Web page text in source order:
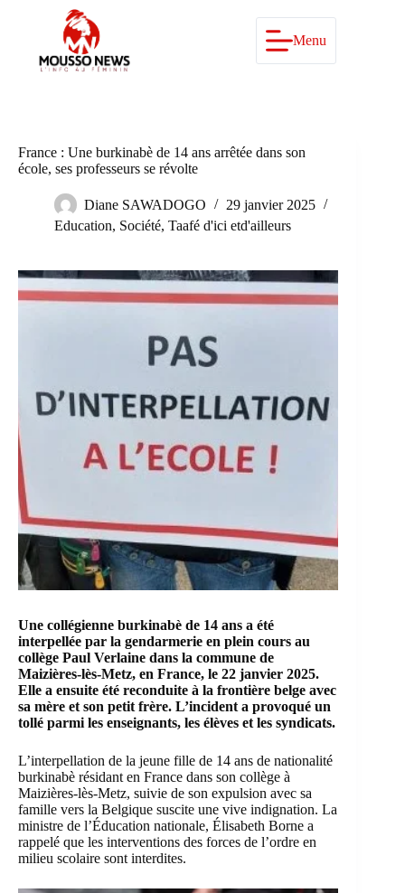
Menu
France : Une burkinabè de 14 ans arrêtée dans son
école, ses professeurs se révolte
Diane SAWADOGO
29 janvier 2025
Education, Société, Taafé d'ici etd'ailleurs
Une collégienne burkinabè de 14 ans a été
interpellée par la gendarmerie en plein cours au
collège Paul Verlaine dans la commune de
Maizières-lès-Metz, en France, le 22 janvier 2025.
Elle a ensuite été reconduite à la frontière belge avec
sa mère et son petit frère. L’incident a provoqué un
tollé parmi les enseignants, les élèves et les syndicats.
L’interpellation de la jeune fille de 14 ans de nationalité
burkinabè résidant en France dans son collège à
Maizières-lès-Metz, suivie de son expulsion avec sa
famille vers la Belgique suscite une vive indignation. La
ministre de l’Éducation nationale, Élisabeth Borne a
rappelé que les interventions des forces de l’ordre en
milieu scolaire sont interdites.